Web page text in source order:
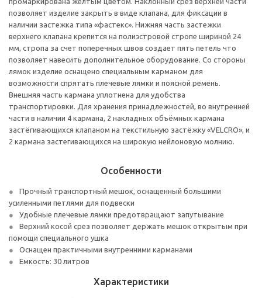
позволяет изделие закрыть в виде клапана, для фиксации в
наличии застежка типа «фастекс». Нижняя часть застежки
верхнего клапана крепится на полиэстровой стропе шириной 24
мм, стропа за счет поперечных швов создает пять петель что
позволяет навесить дополнительное оборудование. Со стороны
лямок изделие оснащено специальным карманом для
возможности спрятать плечевые лямки и поясной ремень.
Внешняя часть кармана уплотнена для удобства
транспортировки. Для хранения принадлежностей, во внутренней
части в наличии 4 кармана, 2 накладных объёмных кармана
застёгивающихся клапаном на текстильную застёжку «VELСRO», и
2 кармана застегивающихся на широкую нейлоновую молнию.
Особенности
Прочный транспортный мешок, оснащенный большими
усиленными петлями для подвески
Удобные плечевые лямки предотвращают запутывание
Верхний косой срез позволяет держать мешок открытым при
помощи специального ушка
Оснащен практичными внутренними карманами
Емкость: 30 литров
Характеристики